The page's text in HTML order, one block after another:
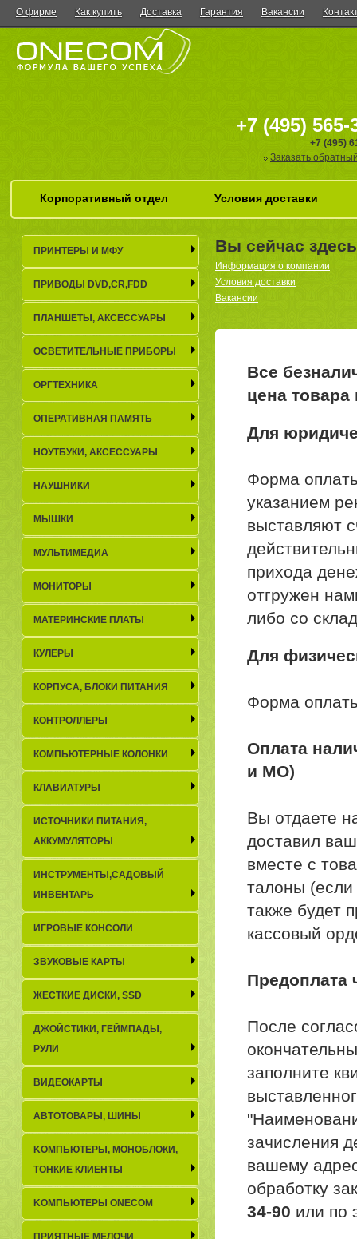
О фирме Как купить Доставка Гарантия Вакансии
+7 (495) 565-
+7 (495)
Заказать
Корпоративный отдел Условия доставки
Вы сейчас
Информация о компании
Условия доставки
Вакансии
Все
цена
Для
Форма
указанием
выставляют
прихода
отгружен
либо со
Для
Форма
Оплата
и МО)
Вы отдаете
доставил
вместе с
талоны
также будет
кассовый
Предоплата
После
заполните
зачисления
вашему
обработку
34-90 или по
ПРИНТЕРЫ И МФУ
ПРИВОДЫ DVD,CR,FDD
ПЛАНШЕТЫ, АКСЕСCУАРЫ
ОСВЕТИТЕЛЬНЫЕ ПРИБОРЫ
ОРГТЕХНИКА
ОПЕРАТИВНАЯ ПАМЯТЬ
НОУТБУКИ, АКСЕСCУАРЫ
НАУШНИКИ
МЫШКИ
МУЛЬТИМЕДИА
МОНИТОРЫ
МАТЕРИНСКИЕ ПЛАТЫ
КУЛЕРЫ
КОРПУСА, БЛОКИ ПИТАНИЯ
КОНТРОЛЛЕРЫ
КОМПЬЮТЕРНЫЕ КОЛОНКИ
КЛАВИАТУРЫ
ИСТОЧНИКИ ПИТАНИЯ,
АККУМУЛЯТОРЫ
ИНСТРУМЕНТЫ,САДОВЫЙ
ИНВЕНТАРЬ
ИГРОВЫЕ КОНСОЛИ
ЗВУКОВЫЕ КАРТЫ
ЖЕСТКИЕ ДИСКИ, SSD
ДЖОЙСТИКИ, ГЕЙМПАДЫ,
РУЛИ
ВИДЕОКАРТЫ
АВТОТОВАРЫ, ШИНЫ
KОМПЬЮТЕРЫ, МОНОБЛОКИ,
ТОНКИЕ КЛИЕНТЫ
KОМПЬЮТЕРЫ ONECOM
ПРИЯТНЫЕ МЕЛОЧИ